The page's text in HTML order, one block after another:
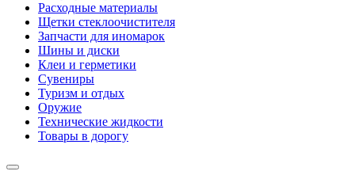
Расходные материалы
Щетки стеклоочистителя
Запчасти для иномарок
Шины и диски
Клеи и герметики
Сувениры
Туризм и отдых
Оружие
Технические жидкости
Товары в дорогу